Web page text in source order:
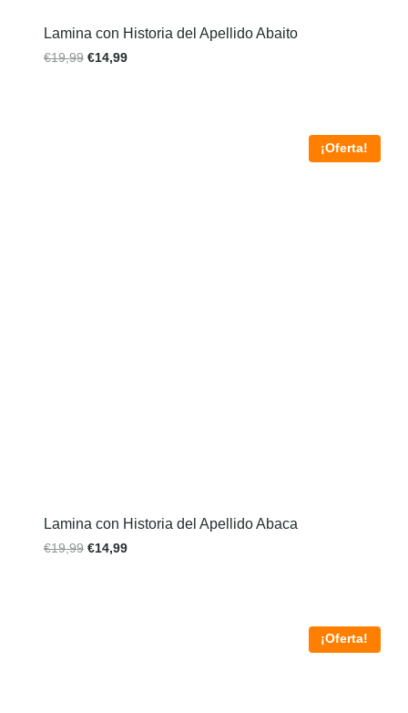
Lamina con Historia del Apellido Abaito
€19,99 €14,99
¡Oferta!
Lamina con Historia del Apellido Abaca
€19,99 €14,99
¡Oferta!